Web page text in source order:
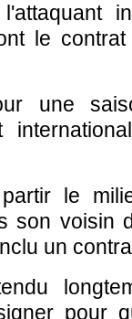
le
une
le
son voisin
un
pour